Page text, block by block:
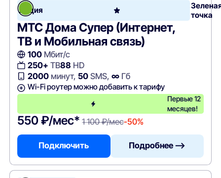
Акция
точка
МТС Дома Супер (Интернет,
ТВ и Мобильная связь)
100Мбит/с
250+ ТВ88 HD
2000минут, 50SMS, ∞Гб
Wi-Fi роутер можно добавить к тарифу
Первые 12
месяцев!
550 ₽/мес* 1 100 ₽/мес-50%
Подключить Подробнее —>